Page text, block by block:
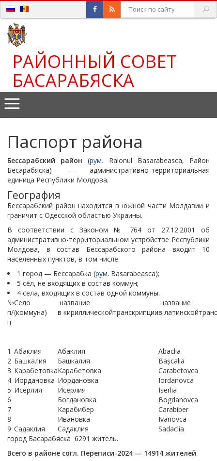
РАЙОННЫЙ СОВЕТ
БАСАРАБЯСКА
Паспорт района
Бессарабский район (рум. Raionul Basarabeasca, Район
Бесарабяска) — административно-территориальная
единица Республики Молдова.
География
Бессарабский район находится в южной части Молдавии и
граничит с Одесской областью Украины.
В соответствии с Законом № 764 от 27.12.2001 об
административно-территориальном устройстве Республики
Молдова, в состав Бессарабского района входит 10
населённых пунктов, в том числе:
1 город — Бессарабка (рум. Basarabeasca);
5 сёл, не входящих в состав коммун;
4 села, входящих в состав одной коммуны.
№
п/
п
Село
(коммуна)
название
в кириллическойтранскрипции
название
в
1 Абаклия Абаклия
Abaclia
2 Башкалия Башкалия
Bașcalia
3 КарабетовкаКарабетовка
Carabetovca
4 Иордановка Иордановка
Iordanovca
5 Исерлия Исерлия
Iserlia
6
Богдановка
Bogdanovca
7
Карабибер
Carabiber
8
Ивановка
Ivanovca
9 Садаклия Садаклия
Sadaclia
город Басарабяска 6291 житель.
Всего в районе согл. Переписи-2024 — 14914 жителей